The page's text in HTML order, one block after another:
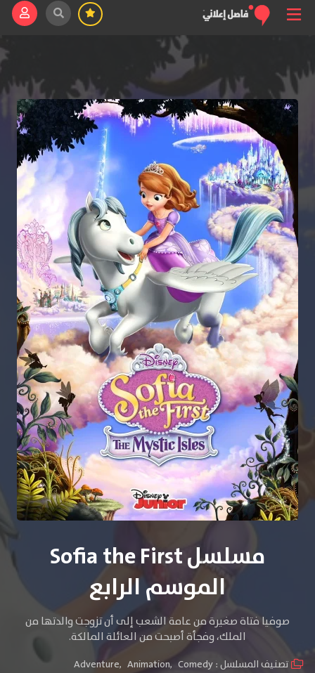
مسلسل Sofia the First
الموسم الرابع
صوفيا فتاة صغيرة من عامة الشعب إلى أن تزوجت والدتها من
الملك، وفجأة أصبحت من العائلة المالكة.
تصنيف المسلسل : Adventure, Animation, Comedy